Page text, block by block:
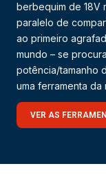
berbequim de 18V
paralelo de
ao primeiro
mundo – se
potência/tamanho
uma ferramenta da
VER AS